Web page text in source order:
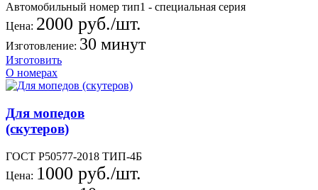
Автомобильный номер тип1 - специальная серия
Цена: 2000 руб./шт.
Изготовление: 30 минут
Изготовить
О номерах
Для мопедов
(скутеров)
ГОСТ Р50577-2018 ТИП-4Б
Цена: 1000 руб./шт.